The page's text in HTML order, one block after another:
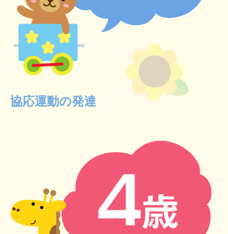
協応運動の発達